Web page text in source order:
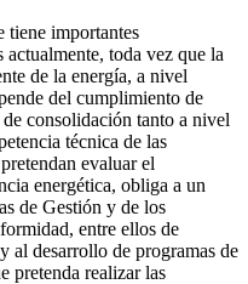
tiene importantes
toda vez que la
de la energía, a nivel
del cumplimiento de
de consolidación tanto a nivel
técnica de las
evaluar el
energética, obliga a un
de Gestión y de los
entre ellos de
al desarrollo de programas de
pretenda realizar las